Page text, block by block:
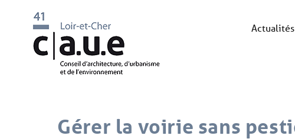
Actualités
Gérer la voirie sans